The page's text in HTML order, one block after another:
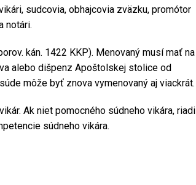
sudcovia, obhajcovia zväzku, promótor
notári.
kán. 1422 KKP). Menovaný musí mať na
alebo dišpenz Apoštolskej stolice od
môže byť znova vymenovaný aj viackrát.
Ak niet pomocného súdneho vikára, riadi
súdneho vikára.